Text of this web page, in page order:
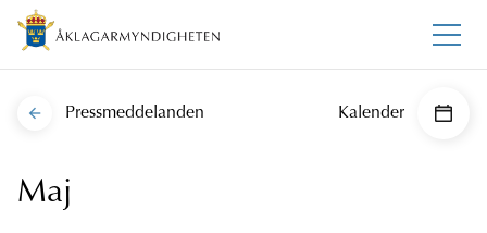
Pressmeddelanden Kalender
Maj